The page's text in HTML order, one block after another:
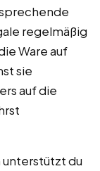
regelmäßig
Ware auf
sie
auf die
unterstützt du